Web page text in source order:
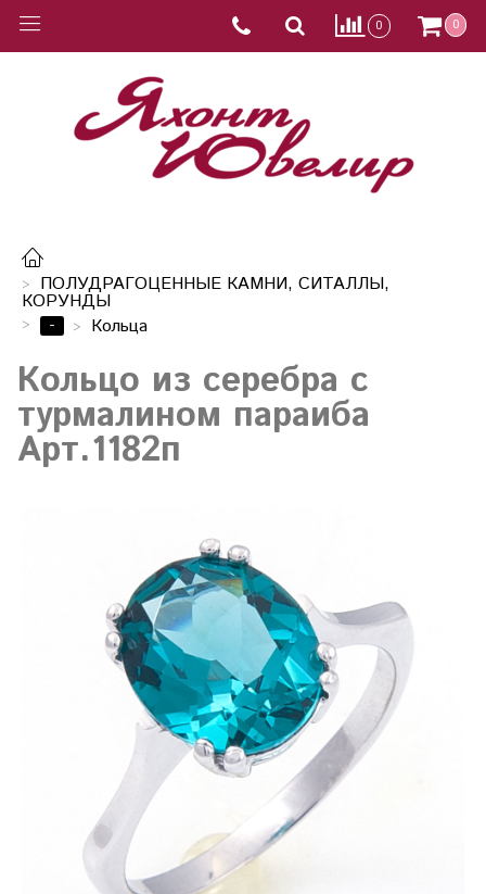
0 0
ПОЛУДРАГОЦЕННЫЕ КАМНИ, СИТАЛЛЫ,
КОРУНДЫ
-
Кольца
Кольцо из серебра с
турмалином параиба
Арт.1182п